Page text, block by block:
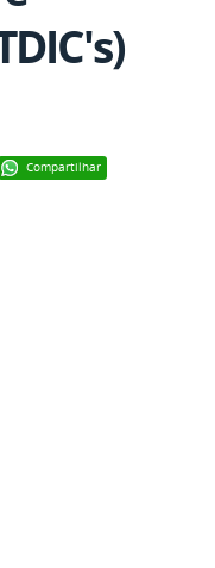
Compartilhar